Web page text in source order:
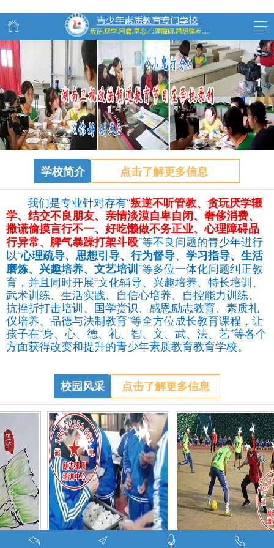
学校简介
点击了解更多信息
我们是专业针对存有“叛逆不听管教、 贪玩厌学辍
学、结交不良朋友、亲情淡漠自卑自闭、奢侈消费、
撒谎偷摸言行不一、好吃懒做不务正业、心理障碍品
行异常、脾气暴躁打架斗殴”等不良问题的青少年进行
以“心理疏导、思想引导、行为督导、 学习指导、生活
磨炼、兴趣培养、文艺培训”等多位一体化问题纠正教
育，并且同时开展“文化辅导、兴趣培养、特长培训、
武术训练、生活实践、自信心培养、自控能力训练、
抗挫折打击培训、国学赏识、感恩励志教育、素质礼
仪培养、品德与法制教育”等全方位成长教育课程，让
孩子在“身、心、德、礼、智、文、武、法、艺”等各个
方面获得改变和提升的青少年素质教育教育学校。
校园风采 点击了解更多信息
调皮的学生叛逆的孩子在特训学校娱乐中学习-调皮的问题学生怎么教育找什么机构